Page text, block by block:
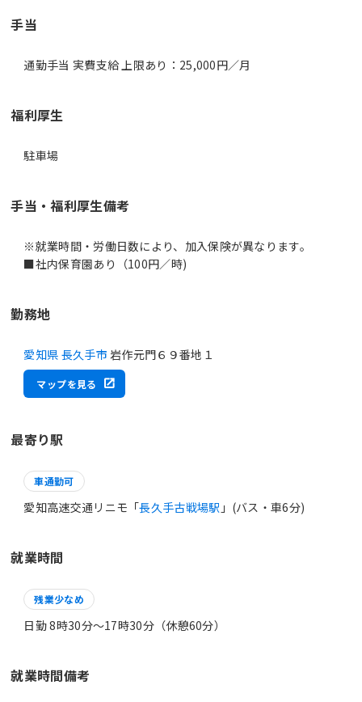
手当
通勤手当 実費支給 上限あり：25,000円／月
福利厚生
駐車場
手当・福利厚生備考
※就業時間・労働日数により、加入保険が異なります。
■社内保育園あり（100円／時)
勤務地
愛知県 長久手市 岩作元門６９番地１
マップを見る
最寄り駅
車通勤可
愛知高速交通リニモ「長久手古戦場駅 」(バス・車6分)
就業時間
残業少なめ
日勤 8時30分〜17時30分（休憩60分）
就業時間備考